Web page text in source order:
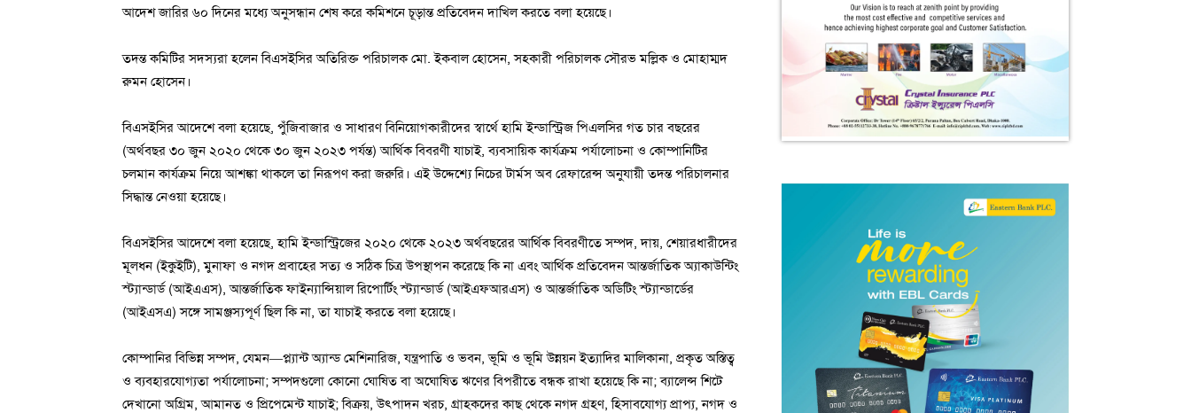
আদেশ জারির ৬০ দিনের মধ্যে অনুসন্ধান শেষ করে কমিশনে চূড়ান্ত প্রতিবেদন দাখিল করতে বলা হয়েছে।
তদন্ত কমিটির সদস্যরা হলেন বিএসইসির অতিরিক্ত পরিচালক মো. ইকবাল হোসেন, সহকারী পরিচালক সৌরভ মল্লিক ও মোহাম্মদ
রুমন হোসেন।
বিএসইসির আদেশে বলা হয়েছে, পুঁজিবাজার ও সাধারণ বিনিয়োগকারীদের স্বার্থে হামি ইন্ডাস্ট্রিজ পিএলসির গত চার বছরের
(অর্থবছর ৩০ জুন ২০২০ থেকে ৩০ জুন ২০২৩ পর্যন্ত) আর্থিক বিবরণী যাচাই, ব্যবসায়িক কার্যক্রম পর্যালোচনা ও কোম্পানিটির
চলমান কার্যক্রম নিয়ে আশঙ্কা থাকলে তা নিরূপণ করা জরুরি। এই উদ্দেশ্যে নিচের টার্মস অব রেফারেন্স অনুযায়ী তদন্ত পরিচালনার
সিদ্ধান্ত নেওয়া হয়েছে।
বিএসইসির আদেশে বলা হয়েছে, হামি ইন্ডাস্ট্রিজের ২০২০ থেকে ২০২৩ অর্থবছরের আর্থিক বিবরণীতে সম্পদ, দায়, শেয়ারধারীদের
মূলধন (ইকুইটি), মুনাফা ও নগদ প্রবাহের সত্য ও সঠিক চিত্র উপস্থাপন করেছে কি না এবং আর্থিক প্রতিবেদন আন্তর্জাতিক অ্যাকাউন্টিং
স্ট্যান্ডার্ড (আইএএস), আন্তর্জাতিক ফাইন্যান্সিয়াল রিপোর্টিং স্ট্যান্ডার্ড (আইএফআরএস) ও আন্তর্জাতিক অডিটিং স্ট্যান্ডার্ডের
(আইএসএ) সঙ্গে সামঞ্জস্যপূর্ণ ছিল কি না, তা যাচাই করতে বলা হয়েছে।
কোম্পানির বিভিন্ন সম্পদ, যেমন—প্ল্যান্ট অ্যান্ড মেশিনারিজ, যন্ত্রপাতি ও ভবন, ভূমি ও ভূমি উন্নয়ন ইত্যাদির মালিকানা, প্রকৃত অস্তিত্ব
ও ব্যবহারযোগ্যতা পর্যালোচনা; সম্পদগুলো কোনো ঘোষিত বা অঘোষিত ঋণের বিপরীতে বন্ধক রাখা হয়েছে কি না; ব্যালেন্স শিটে
দেখানো অগ্রিম, আমানত ও প্রিপেমেন্ট যাচাই; বিক্রয়, উৎপাদন খরচ, গ্রাহকদের কাছ থেকে নগদ গ্রহণ, হিসাবযোগ্য প্রাপ্য, নগদ ও